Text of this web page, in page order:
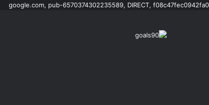
google.com, pub-6570374302235589, DIRECT, f08c47fec0942fa0